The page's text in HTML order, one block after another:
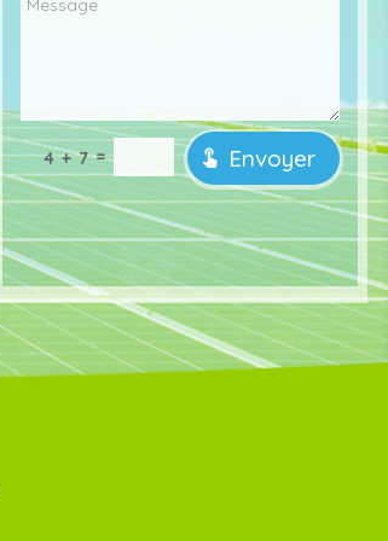
4 + 7= Envoyer